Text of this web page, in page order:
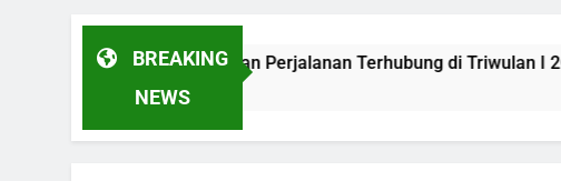
BREAKING
NEWS
Mobilitas Harian Jutaan Perjalanan Terhubung di Triwulan I 2026